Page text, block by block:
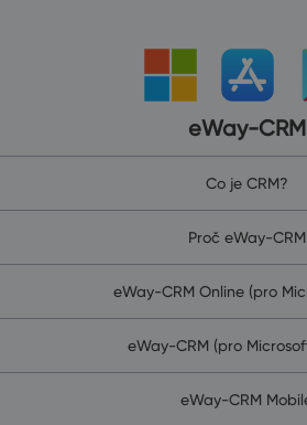
eWay-CRM
Co je CRM?
Proč eWay-CRM
eWay-CRM Online (pro
eWay-CRM (pro
eWay-CRM